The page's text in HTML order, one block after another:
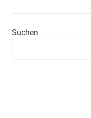
Suchen